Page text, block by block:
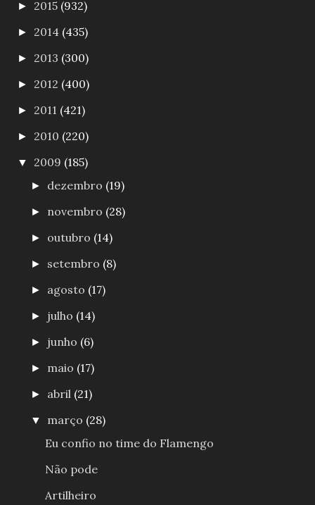
► 2015 (932)
► 2014 (435)
► 2013 (300)
► 2012 (400)
► 2011 (421)
► 2010 (220)
▼ 2009 (185)
► dezembro (19)
► novembro (28)
► outubro (14)
► setembro (8)
► agosto (17)
► julho (14)
► junho (6)
► maio (17)
► abril (21)
▼ março (28)
Eu confio no time do Flamengo
Não pode
Artilheiro